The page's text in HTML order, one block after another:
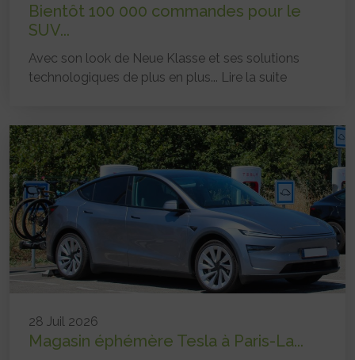
Bientôt 100 000 commandes pour le
SUV...
Avec son look de Neue Klasse et ses solutions
technologiques de plus en plus... Lire la suite
28 Juil 2026
Magasin éphémère Tesla à Paris-La...